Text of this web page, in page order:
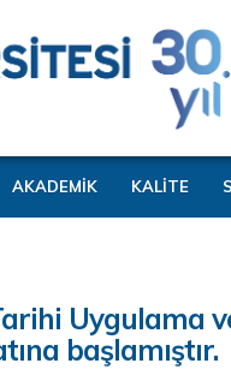
AKADEMİK KALİTE
Uygulama
başlamıştır.